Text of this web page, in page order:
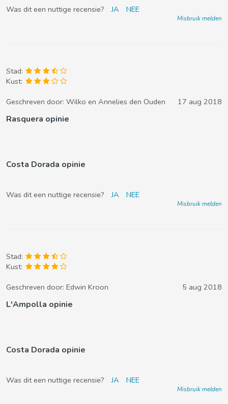
Was dit een nuttige recensie? JA NEE
Misbruik melden
Stad:
Kust:
Geschreven door: Wilko en Annelies den Ouden 17 aug 2018
Rasquera opinie
Costa Dorada opinie
Was dit een nuttige recensie? JA NEE
Misbruik melden
Stad:
Kust:
Geschreven door: Edwin Kroon 5 aug 2018
L'Ampolla opinie
Costa Dorada opinie
Was dit een nuttige recensie? JA NEE
Misbruik melden